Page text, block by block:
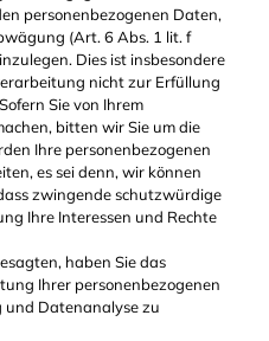
personenbezogenen Daten,
(Art. 6 Abs. 1 lit. f
Dies ist insbesondere
nicht zur Erfüllung
Sie von Ihrem
bitten wir Sie um die
Ihre personenbezogenen
es sei denn, wir können
zwingende schutzwürdige
Ihre Interessen und Rechte
haben Sie das
Ihrer personenbezogenen
und Datenanalyse zu